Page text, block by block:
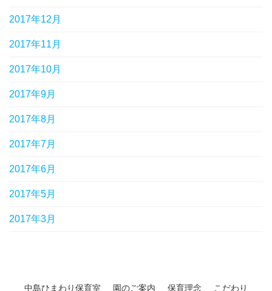
2017年12月
2017年11月
2017年10月
2017年9月
2017年8月
2017年7月
2017年6月
2017年5月
2017年3月
中島ひまわり保育室 園のご案内 保育理念 こだわり